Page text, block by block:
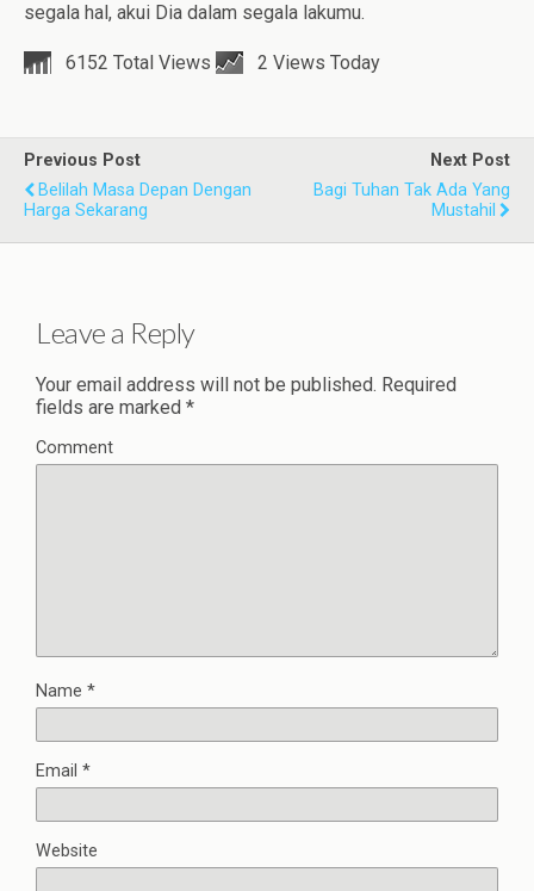
segala hal, akui Dia dalam segala lakumu.
6152 Total Views 2 Views Today
Previous Post
Belilah Masa Depan Dengan
Harga Sekarang
Next Post
Bagi Tuhan Tak Ada Yang
Mustahil
Leave a Reply
Your email address will not be published. Required
fields are marked *
Comment
Name *
Email *
Website